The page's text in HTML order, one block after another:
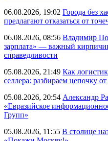
06.08.2026, 19:02 Города без
предлагают отказаться от
06.08.2026, 08:56 Владимир
зарплата» — важный
справедливости
05.08.2026, 21:49 Как
селлера: разбираем цепочку
05.08.2026, 20:54 Александр
«Евразийское
Групп»
05.08.2026, 11:55 В столице